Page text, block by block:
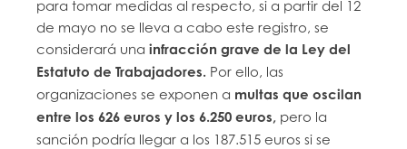
para tomar medidas al respecto, si a partir del 12
de mayo no se lleva a cabo este registro, se
considerará unainfracción grave de la Ley del
Estatuto de Trabajadores. Por ello, las
organizaciones se exponen a multas que oscilan
entre los 626 euros y los 6.250 euros, pero la
sanción podría llegar a los 187.515 euros si se